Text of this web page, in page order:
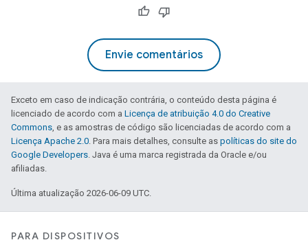
Envie comentários
Exceto em caso de indicação contrária, o conteúdo desta página é
licenciado de acordo com a Licença de atribuição 4.0 do Creative
Commons, e as amostras de código são licenciadas de acordo com a
Licença Apache 2.0. Para mais detalhes, consulte as políticas do site do
Google Developers. Java é uma marca registrada da Oracle e/ou
afiliadas.
Última atualização 2026-06-09 UTC.
PARA DISPOSITIVOS